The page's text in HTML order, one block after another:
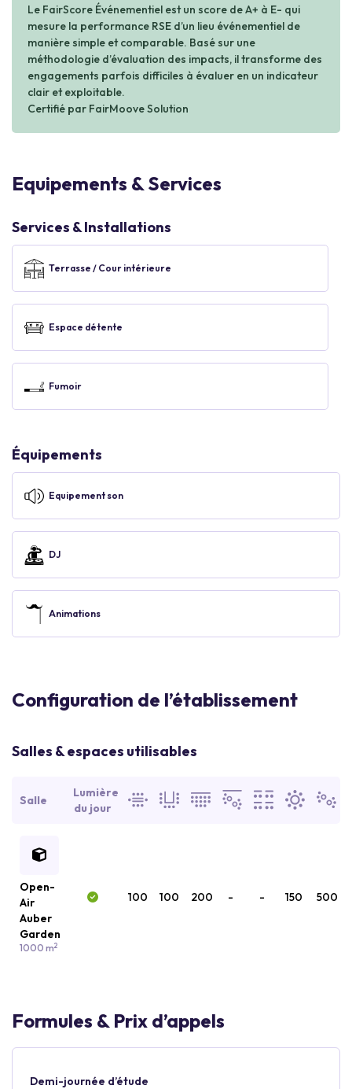
Le FairScore Événementiel est un score de A+ à E- qui
mesure la performance RSE d’un lieu événementiel de
manière simple et comparable. Basé sur une
méthodologie d’évaluation des impacts, il transforme des
engagements parfois difficiles à évaluer en un indicateur
clair et exploitable.
Certifié par FairMoove Solution
Equipements & Services
Services & Installations
Terrasse / Cour intérieure
Espace détente
Fumoir
Équipements
Equipement son
DJ
Animations
Configuration de l’établissement
Salles & espaces utilisables
Salle
Lumière
du jour
Open-
Air
Auber
Garden
1000 m2
100 100 200 - - 150 500
Formules & Prix d’appels
Demi-journée d’étude